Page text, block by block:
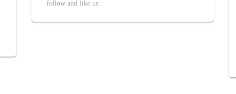
follow and like us: